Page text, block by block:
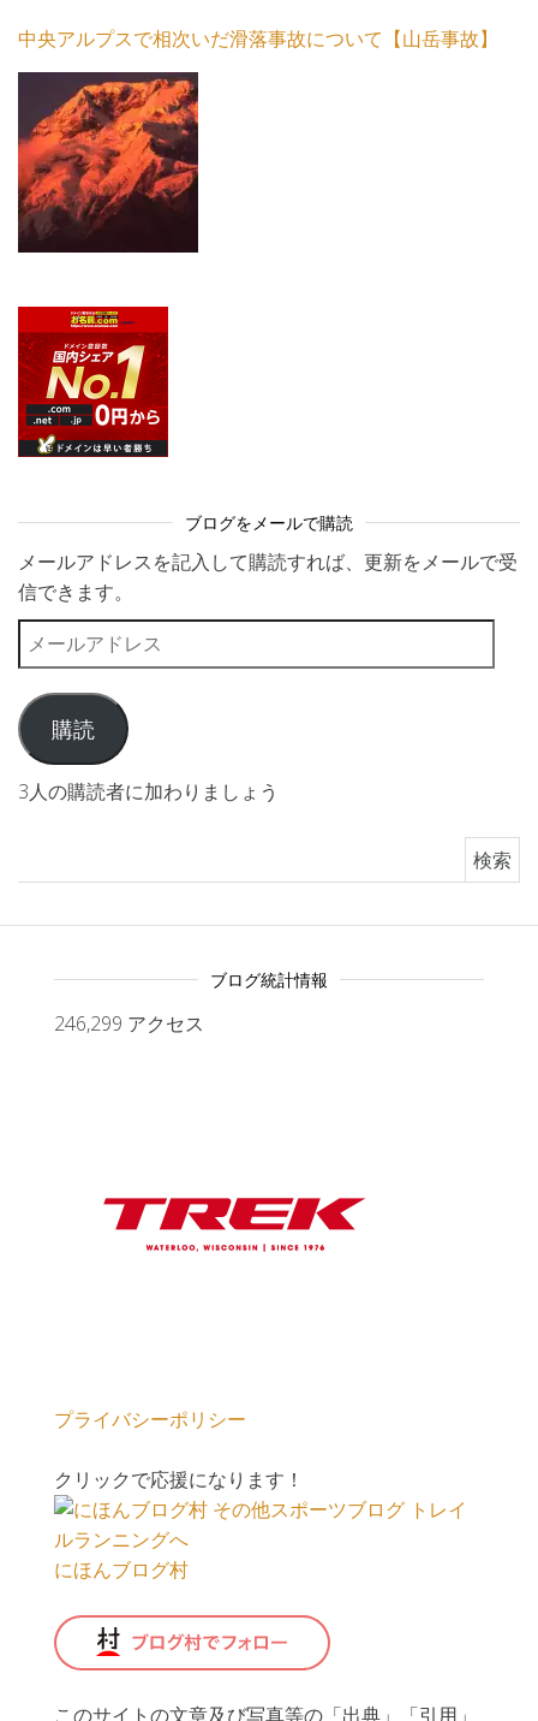
中央アルプスで相次いだ滑落事故について【山岳事故】
ブログをメールで購読
メールアドレスを記入して購読すれば、更新をメールで受
信できます。
メールアドレス
購読
3人の購読者に加わりましょう
ブログ統計情報
246,299 アクセス
プライバシーポリシー
クリックで応援になります！
にほんブログ村
このサイトの文章及び写真等の「出典」「引用」